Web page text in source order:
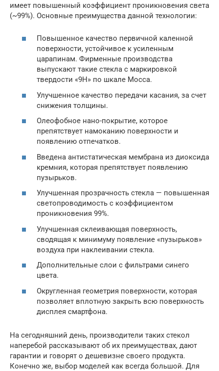
имеет повышенный коэффициент проникновения света
(~99%). Основные преимущества данной технологии:
Повышенное качество первичной каленной
поверхности, устойчивое к усиленным
царапинам. Фирменные производства
выпускают такие стекла с маркировкой
твердости «9H» по шкале Мосса.
Улучшенное качество передачи касания, за счет
снижения толщины.
Олеофобное нано-покрытие, которое
препятствует намоканию поверхности и
появлению отпечатков.
Введена антистатическая мембрана из диоксида
кремния, которая препятствует появлению
пузырьков.
Улучшенная прозрачность стекла — повышенная
светопроводимость с коэффициентом
проникновения 99%.
Улучшенная склеивающая поверхность,
сводящая к минимуму появление «пузырьков»
воздуха при наклеивании стекла.
Дополнительные слои с фильтрами синего
цвета.
Округленная геометрия поверхности, которая
позволяет вплотную закрыть всю поверхность
дисплея смартфона.
На сегодняшний день, производители таких стекол
наперебой рассказывают об их преимуществах, дают
гарантии и говорят о дешевизне своего продукта.
Конечно же, выбор моделей как всегда большой. Для